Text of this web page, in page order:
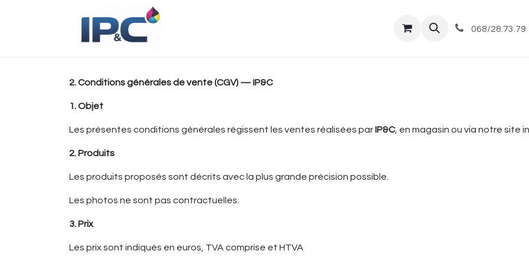
Commandes et livraisons068/28.73.79
2. Conditions générales de vente (CGV) — IP&C
1. Objet
Les présentes conditions générales régissent les ventes réalisées par IP&C, en magasin ou via notre site
2. Produits
Les produits proposés sont décrits avec la plus grande précision possible.
Les photos ne sont pas contractuelles.
3. Prix
Les prix sont indiqués en euros, TVA comprise et HTVA